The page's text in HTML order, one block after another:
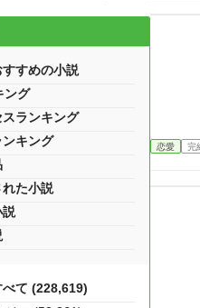
恋愛 完
すめの小説
ング
ランキング
キング
た小説
説
て (228,619)